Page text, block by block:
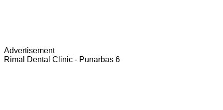
Advertisement
Rimal Dental Clinic - Punarbas 6